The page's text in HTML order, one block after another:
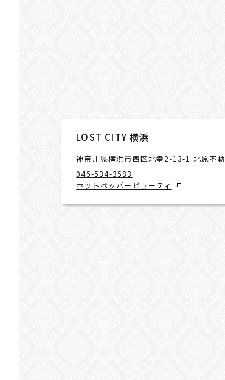
LOST CITY 横浜
神奈川県横浜市西区北幸2-13-1 北原不
045-534-3583
ホットペッパービューティ